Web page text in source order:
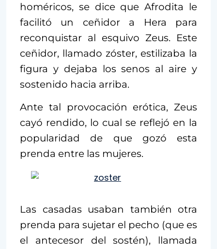
homéricos, se dice que Afrodita le
facilitó un ceñidor a Hera para
reconquistar al esquivo Zeus. Este
ceñidor, llamado zóster, estilizaba la
figura y dejaba los senos al aire y
sostenido hacia arriba.
Ante tal provocación erótica, Zeus
cayó rendido, lo cual se reflejó en la
popularidad de que gozó esta
prenda entre las mujeres.
Las casadas usaban también otra
prenda para sujetar el pecho (que es
el antecesor del sostén), llamada